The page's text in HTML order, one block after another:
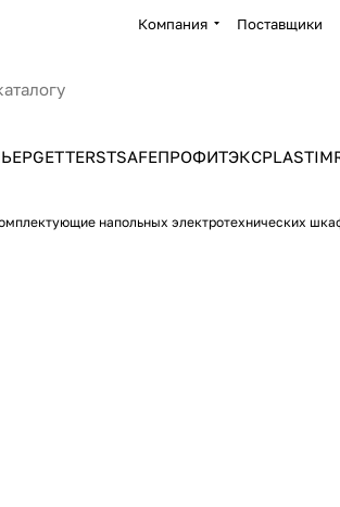
Компания Поставщики
GETTERSTSAFEПРОФИТЭКСPLASTIM
напольных электротехнических